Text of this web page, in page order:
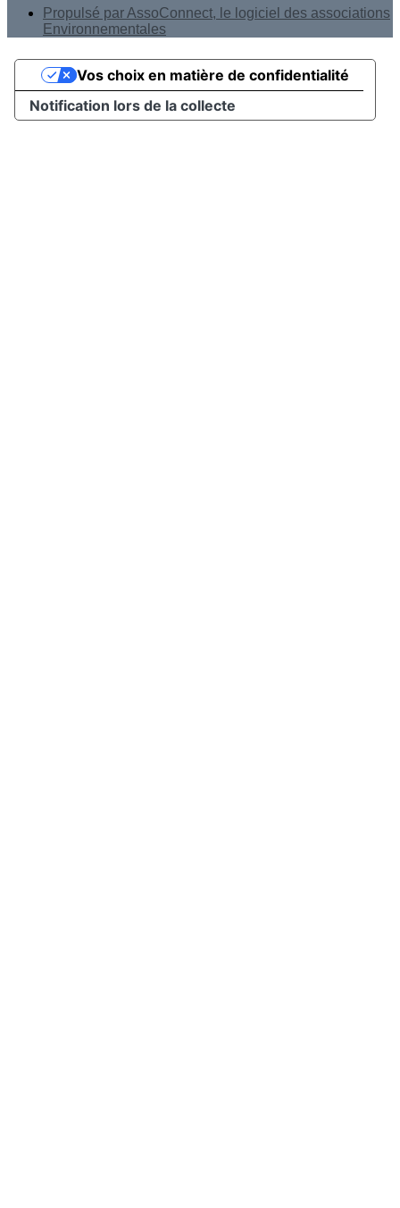
Propulsé par AssoConnect, le logiciel des associations
Environnementales
Notification lors de la collecte
Vos choix en matière de confidentialité